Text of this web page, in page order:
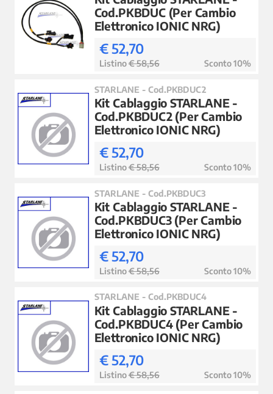
Cod.PKBDUC (Per Cambio
Elettronico IONIC NRG)
€ 52,70
Listino€ 58,56 Sconto 10%
STARLANE - Cod.PKBDUC2
Kit Cablaggio STARLANE -
Cod.PKBDUC2 (Per Cambio
Elettronico IONIC NRG)
€ 52,70
Listino€ 58,56 Sconto 10%
STARLANE - Cod.PKBDUC3
Kit Cablaggio STARLANE -
Cod.PKBDUC3 (Per Cambio
Elettronico IONIC NRG)
€ 52,70
Listino€ 58,56 Sconto 10%
STARLANE - Cod.PKBDUC4
Kit Cablaggio STARLANE -
Cod.PKBDUC4 (Per Cambio
Elettronico IONIC NRG)
€ 52,70
Listino€ 58,56 Sconto 10%